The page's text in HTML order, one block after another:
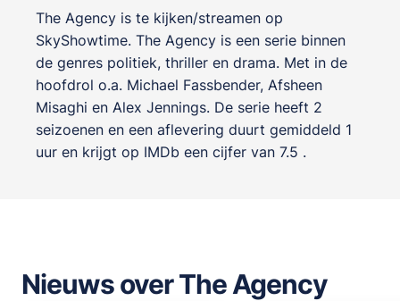
The Agency is te kijken/streamen op
SkyShowtime. The Agency is een serie binnen
de genres politiek, thriller en drama. Met in de
hoofdrol o.a. Michael Fassbender, Afsheen
Misaghi en Alex Jennings. De serie heeft 2
seizoenen en een aflevering duurt gemiddeld 1
uur en krijgt op IMDb een cijfer van 7.5 .
Nieuws over The Agency